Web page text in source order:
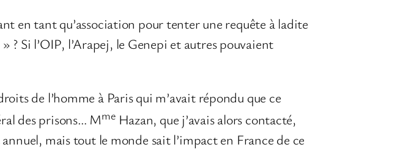
en tant qu’association pour tenter une requête à ladite
Si l’OIP, l’Arapej, le Genepi et autres pouvaient
de l’homme à Paris qui m’avait répondu que ce
des prisons… MmeHazan, que j’avais alors contacté,
mais tout le monde sait l’impact en France de ce